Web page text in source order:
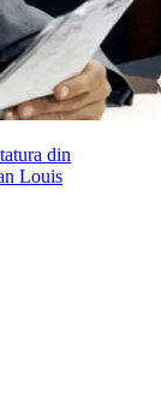
din
Louis